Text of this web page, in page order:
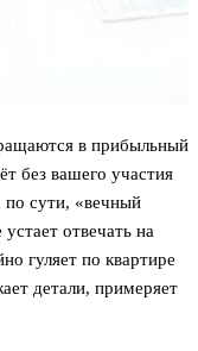
в прибыльный
без вашего участия
сути, «вечный
отвечать на
гуляет по квартире
детали, примеряет